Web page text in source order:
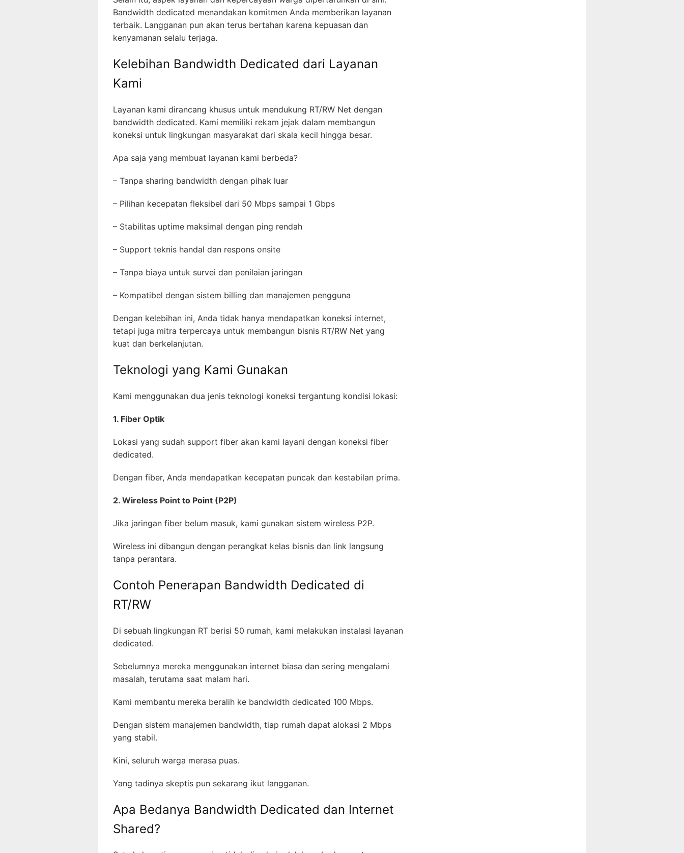
Bandwidth dedicated menandakan komitmen Anda memberikan layanan
terbaik. Langganan pun akan terus bertahan karena kepuasan dan
kenyamanan selalu terjaga.
Kelebihan Bandwidth Dedicated dari Layanan
Kami
Layanan kami dirancang khusus untuk mendukung RT/RW Net dengan
bandwidth dedicated. Kami memiliki rekam jejak dalam membangun
koneksi untuk lingkungan masyarakat dari skala kecil hingga besar.
Apa saja yang membuat layanan kami berbeda?
– Tanpa sharing bandwidth dengan pihak luar
– Pilihan kecepatan fleksibel dari 50 Mbps sampai 1 Gbps
– Stabilitas uptime maksimal dengan ping rendah
– Support teknis handal dan respons onsite
– Tanpa biaya untuk survei dan penilaian jaringan
– Kompatibel dengan sistem billing dan manajemen pengguna
Dengan kelebihan ini, Anda tidak hanya mendapatkan koneksi internet,
tetapi juga mitra terpercaya untuk membangun bisnis RT/RW Net yang
kuat dan berkelanjutan.
Teknologi yang Kami Gunakan
Kami menggunakan dua jenis teknologi koneksi tergantung kondisi lokasi:
1. Fiber Optik
Lokasi yang sudah support fiber akan kami layani dengan koneksi fiber
dedicated.
Dengan fiber, Anda mendapatkan kecepatan puncak dan kestabilan prima.
2. Wireless Point to Point (P2P)
Jika jaringan fiber belum masuk, kami gunakan sistem wireless P2P.
Wireless ini dibangun dengan perangkat kelas bisnis dan link langsung
tanpa perantara.
Contoh Penerapan Bandwidth Dedicated di
RT/RW
Di sebuah lingkungan RT berisi 50 rumah, kami melakukan instalasi layanan
dedicated.
Sebelumnya mereka menggunakan internet biasa dan sering mengalami
masalah, terutama saat malam hari.
Kami membantu mereka beralih ke bandwidth dedicated 100 Mbps.
Dengan sistem manajemen bandwidth, tiap rumah dapat alokasi 2 Mbps
yang stabil.
Kini, seluruh warga merasa puas.
Yang tadinya skeptis pun sekarang ikut langganan.
Apa Bedanya Bandwidth Dedicated dan Internet
Shared?